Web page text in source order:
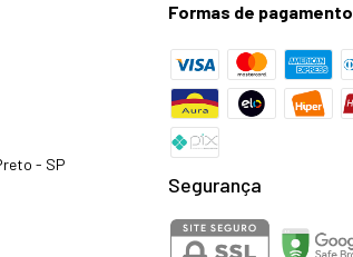
- SP
Formas de pagamento
Segurança